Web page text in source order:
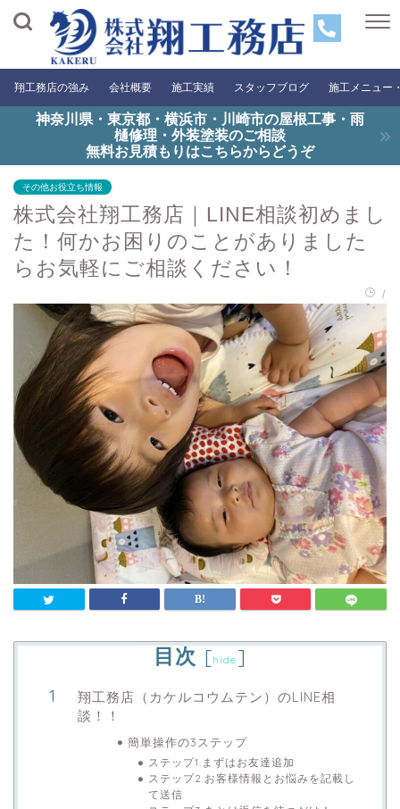
翔工務店の強み 会社概要 施工実績 スタッフブログ 施工メニュー
神奈川県・東京都・横浜市・川崎市の屋根工事・雨
樋修理・外装塗装のご相談
無料お見積もりはこちらからどうぞ
その他お役立ち情報
株式会社翔工務店｜LINE相談初めまし
た！何かお困りのことがありました
らお気軽にご相談ください！
/
目次 [hide ]
翔工務店（カケルコウムテン）のLINE相
談！！
簡単操作の3ステップ
ステップ1.まずはお友達追加
ステップ2.お客様情報とお悩みを記載し
て送信